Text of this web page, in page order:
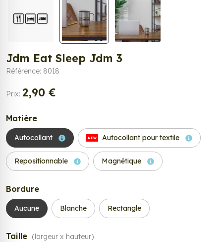
Jdm Eat Sleep Jdm 3
Référence: 8018
Prix: 2,90 €
Matière
Autocollant NEW Autocollant pour textile
Repositionnable Magnétique
Bordure
Aucune Blanche Rectangle
Taille (largeur x hauteur)